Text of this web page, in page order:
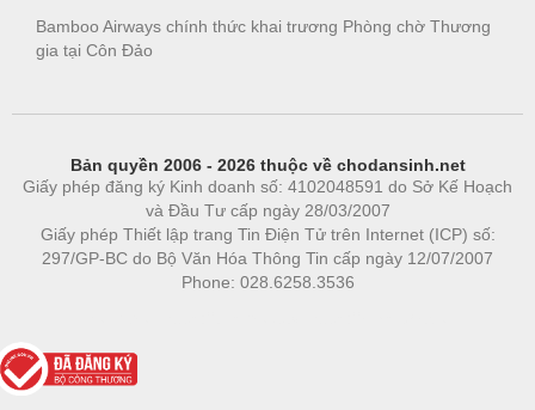
Bamboo Airways chính thức khai trương Phòng chờ Thương
gia tại Côn Đảo
Bản quyền 2006 - 2026 thuộc về chodansinh.net
Giấy phép đăng ký Kinh doanh số: 4102048591 do Sở Kế Hoạch
và Đầu Tư cấp ngày 28/03/2007
Giấy phép Thiết lập trang Tin Điện Tử trên Internet (ICP) số:
297/GP-BC do Bộ Văn Hóa Thông Tin cấp ngày 12/07/2007
Phone: 028.6258.3536